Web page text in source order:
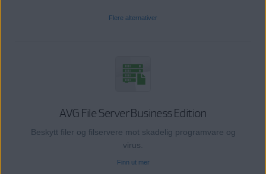
Flere alternativer
AVG File Server Business Edition
Beskytt filer og filservere mot skadelig programvare og
virus.
Finn ut mer